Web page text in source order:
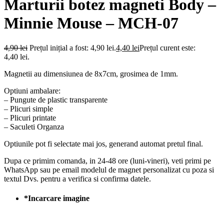
Marturii botez magneti Body –
Minnie Mouse – MCH-07
4,90lei Prețul inițial a fost: 4,90 lei.4,40 leiPrețul curent este:
4,40 lei.
Magnetii au dimensiunea de 8x7cm, grosimea de 1mm.
Optiuni ambalare:
– Pungute de plastic transparente
– Plicuri simple
– Plicuri printate
– Saculeti Organza
Optiunile pot fi selectate mai jos, generand automat pretul final.
Dupa ce primim comanda, in 24-48 ore (luni-vineri), veti primi pe
WhatsApp sau pe email modelul de magnet personalizat cu poza si
textul Dvs. pentru a verifica si confirma datele.
*Incarcare imagine